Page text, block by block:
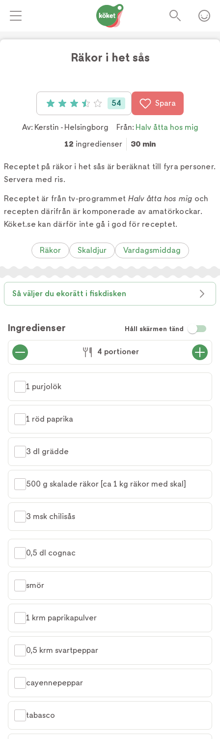
Räkor i het sås
Betyg: 3.5 av 5 (54 röster)
54 Spara
Av: Kerstin - Helsingborg Från: Halv åtta hos mig
12 ingredienser 30 min
Receptet på räkor i het sås är beräknat till fyra personer.
Servera med ris.
Receptet är från tv-programmet Halv åtta hos mig och
recepten därifrån är komponerade av amatörkockar.
Köket.se kan därför inte gå i god för receptet.
Räkor Skaldjur Vardagsmiddag
Så väljer du ekorätt i fiskdisken
Ingredienser Håll skärmen tänd
4 portioner
1 purjolök
1 röd paprika
3 dl grädde
500 g skalade räkor [ca 1 kg räkor med skal]
3 msk chilisås
0,5 dl cognac
smör
1 krm paprikapulver
0,5 krm svartpeppar
cayennepeppar
tabasco